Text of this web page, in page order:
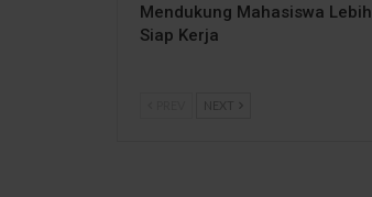
Mendukung Mahasiswa Lebih
Siap Kerja
NEXT